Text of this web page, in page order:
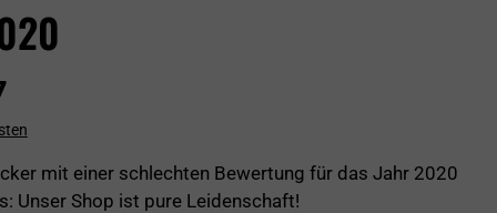
mit einer schlechten Bewertung für das Jahr 2020
Unser Shop ist pure Leidenschaft!